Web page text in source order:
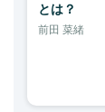
とは？
前田 菜緒